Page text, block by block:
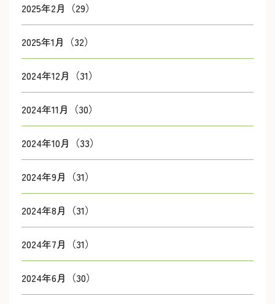
2025年2月（29）
2025年1月（32）
2024年12月（31）
2024年11月（30）
2024年10月（33）
2024年9月（31）
2024年8月（31）
2024年7月（31）
2024年6月（30）